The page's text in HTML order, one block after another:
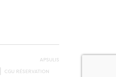
APSULIS
CGU RÉSERVATION